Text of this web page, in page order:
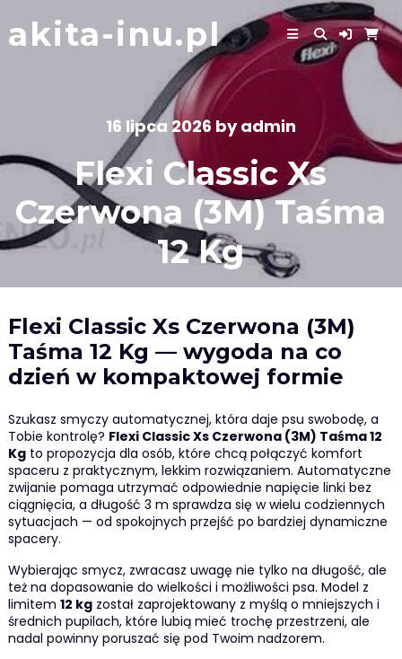
to
content
akita-inu.pl
16 lipca 2026 byadmin
Flexi Classic Xs
Czerwona (3M) Taśma
12 Kg
Flexi Classic Xs Czerwona (3M)
Taśma 12 Kg — wygoda na co
dzień w kompaktowej formie
Szukasz smyczy automatycznej, która daje psu swobodę, a
Tobie kontrolę? Flexi Classic Xs Czerwona (3M) Taśma 12
Kgto propozycja dla osób, które chcą połączyć komfort
spaceru z praktycznym, lekkim rozwiązaniem. Automatyczne
zwijanie pomaga utrzymać odpowiednie napięcie linki bez
ciągnięcia, a długość 3 m sprawdza się w wielu codziennych
sytuacjach — od spokojnych przejść po bardziej dynamiczne
spacery.
Wybierając smycz, zwracasz uwagę nie tylko na długość, ale
też na dopasowanie do wielkości i możliwości psa. Model z
limitem 12 kgzostał zaprojektowany z myślą o mniejszych i
średnich pupilach, które lubią mieć trochę przestrzeni, ale
nadal powinny poruszać się pod Twoim nadzorem.